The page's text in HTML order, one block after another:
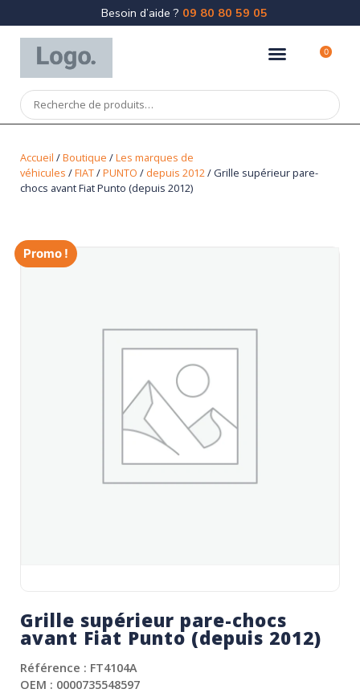
Besoin d’aide ? 09 80 80 59 05
0
Accueil /Boutique /Les marques de
véhicules /FIAT/PUNTO / depuis 2012/ Grille supérieur pare-
chocs avant Fiat Punto (depuis 2012)
Promo !
Grille supérieur pare-chocs
avant Fiat Punto (depuis 2012)
Référence : FT4104A
OEM : 0000735548597